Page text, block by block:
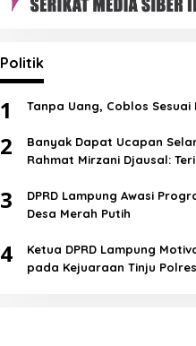
Politik
1 Tanpa Uang, Coblos Sesuai
2
Banyak Dapat Ucapan
Rahmat Mirzani Djausal:
3
DPRD Lampung Awasi
Desa Merah Putih
4
Ketua DPRD Lampung
pada Kejuaraan Tinju